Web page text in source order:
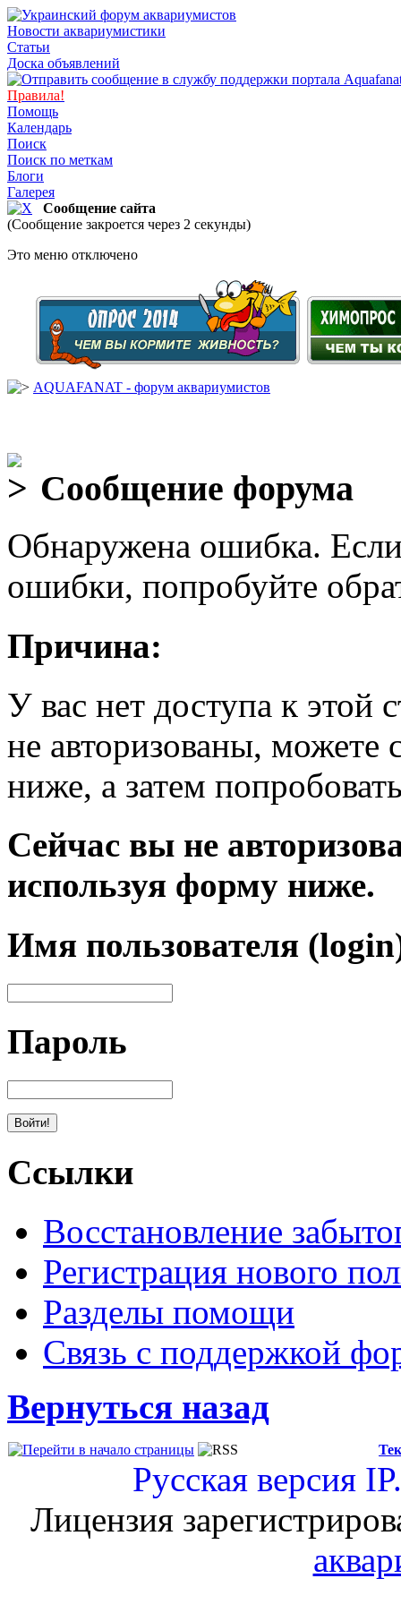
Новости аквариумистики
Статьи
Доска объявлений
Правила!
Помощь
Календарь
Поиск
Поиск по меткам
Блоги
Галерея
Сообщение сайта
(Сообщение закроется через 2 секунды)
Это меню отключено
AQUAFANAT - форум аквариумистов
Сообщение форума
Обнаружена ошибка.
ошибки, попробуйте
Причина:
У вас нет доступа к
не авторизованы, можете
ниже, а затем
Сейчас вы не
используя форму ниже.
Имя пользователя
Пароль
Ссылки
Восстановление
Регистрация нового
Разделы помощи
Связь с поддержкой
Вернуться назад
Русская версия
Лицензия